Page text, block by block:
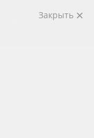
Закрыть